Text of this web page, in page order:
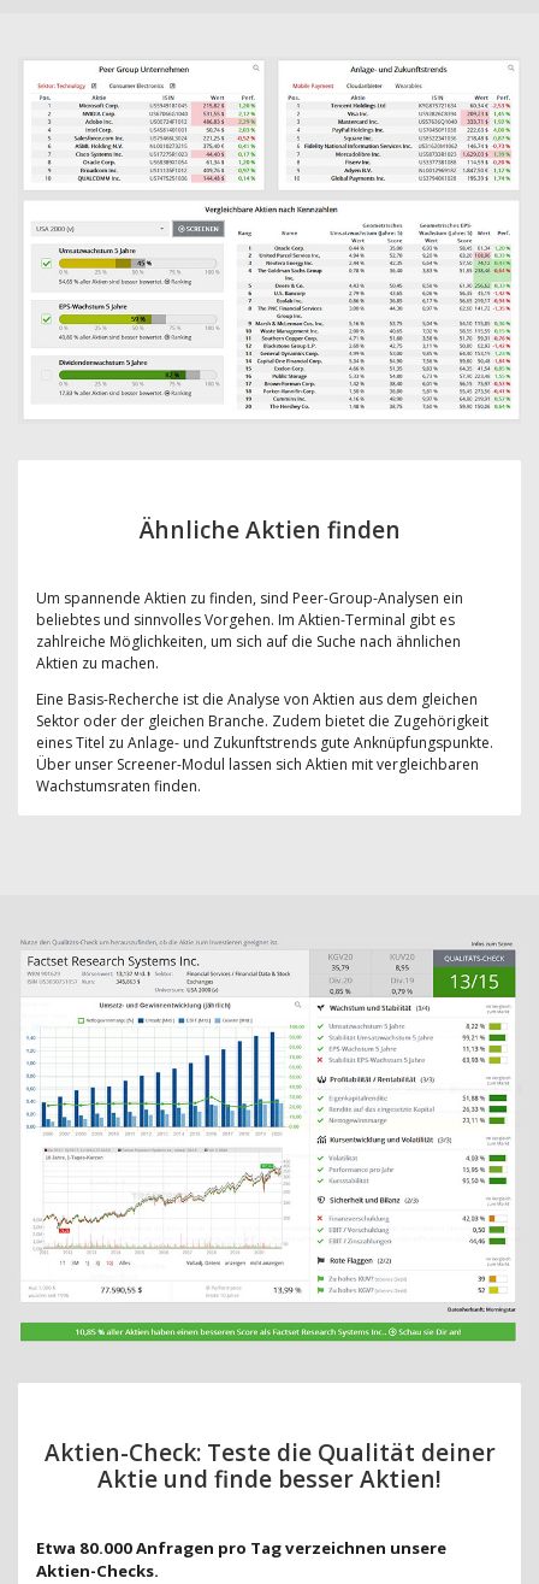
Ähnliche Aktien finden
Um spannende Aktien zu finden, sind Peer-Group-Analysen ein
beliebtes und sinnvolles Vorgehen. Im Aktien-Terminal gibt es
zahlreiche Möglichkeiten, um sich auf die Suche nach ähnlichen
Aktien zu machen.
Eine Basis-Recherche ist die Analyse von Aktien aus dem gleichen
Sektor oder der gleichen Branche. Zudem bietet die Zugehörigkeit
eines Titel zu Anlage- und Zukunftstrends gute Anknüpfungspunkte.
Über unser Screener-Modul lassen sich Aktien mit vergleichbaren
Wachstumsraten finden.
Aktien-Check: Teste die Qualität deiner
Aktie und finde besser Aktien!
Etwa 80.000 Anfragen pro Tag verzeichnen unsere
Aktien-Checks.